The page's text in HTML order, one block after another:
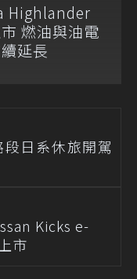
Highlander
燃油與油電
延長
日系休旅開駕
Kicks e-
市